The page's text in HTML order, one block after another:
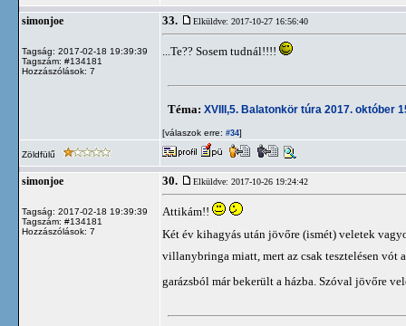
simonjoe
Tagság: 2017-02-18 19:39:39
Tagszám: #134181
Hozzászólások: 7
33. Elküldve: 2017-10-27 16:56:40
...Te?? Sosem tudnál!!!!
Téma: XVIII,5. Balatonkör túra 2017. október
[válaszok erre: #34]
Zöldfülű
simonjoe
Tagság: 2017-02-18 19:39:39
Tagszám: #134181
Hozzászólások: 7
30. Elküldve: 2017-10-26 19:24:42
Attikám!!
Két év kihagyás után jövőre (ismét) veletek
villanybringa miatt, mert az csak tesztelésen
garázsból már bekerült a házba. Szóval jövőre